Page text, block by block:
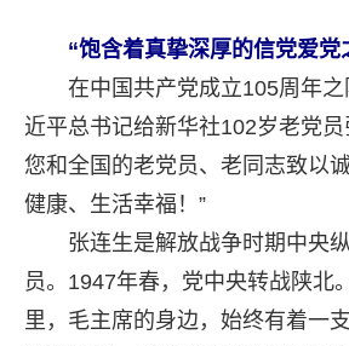
“饱含着真挚深厚的信党爱党
在中国共产党成立105周年之
近平总书记给新华社102岁老党员
您和全国的老党员、老同志致以
健康、生活幸福！”
张连生是解放战争时期中央纵
员。1947年春，党中央转战陕北
里，毛主席的身边，始终有着一